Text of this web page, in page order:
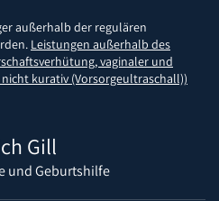
außerhalb der regulären
Leistungen außerhalb des
vaginaler und
kurativ (Vorsorgeultraschall))
Gill
und Geburtshilfe